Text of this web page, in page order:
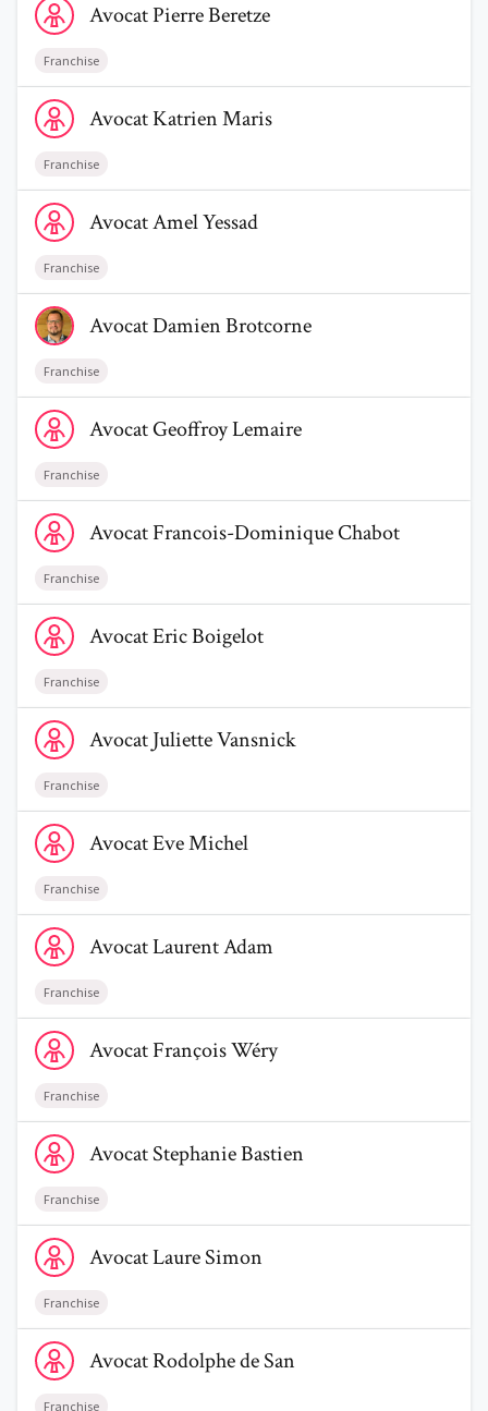
Blog
Une start-up 100% indépendante
AvocatPierreBeretze
Franchise
Voir le profil de AvocatKatrien Maris
AvocatKatrienMaris
Franchise
Voir le profil de AvocatAmel Yessad
AvocatAmelYessad
Franchise
Voir le profil de AvocatDamien Brotcorne
AvocatDamienBrotcorne
Franchise
Voir le profil de AvocatGeoffroy Lemaire
AvocatGeoffroyLemaire
Franchise
Voir le profil de AvocatFrancois-Dominique Chabot
AvocatFrancois-DominiqueChabot
Franchise
Voir le profil de AvocatEric Boigelot
AvocatEricBoigelot
Franchise
Voir le profil de AvocatJuliette Vansnick
AvocatJulietteVansnick
Franchise
Voir le profil de AvocatEve Michel
AvocatEveMichel
Franchise
Voir le profil de AvocatLaurent Adam
AvocatLaurentAdam
Franchise
Voir le profil de AvocatFrançois Wéry
AvocatFrançoisWéry
Franchise
Voir le profil de AvocatStephanie Bastien
AvocatStephanieBastien
Franchise
Voir le profil de AvocatLaure Simon
AvocatLaureSimon
Franchise
Voir le profil de AvocatRodolphe de San
AvocatRodolphede San
Franchise